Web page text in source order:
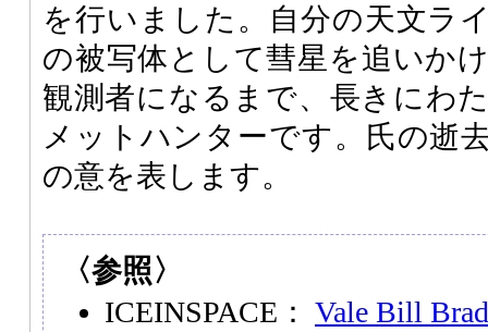
を行いました。自分の天文ラ
の被写体として彗星を追いか
観測者になるまで、長きにわ
メットハンターです。氏の逝
の意を表します。
〈参照〉
ICEINSPACE： Vale Bill